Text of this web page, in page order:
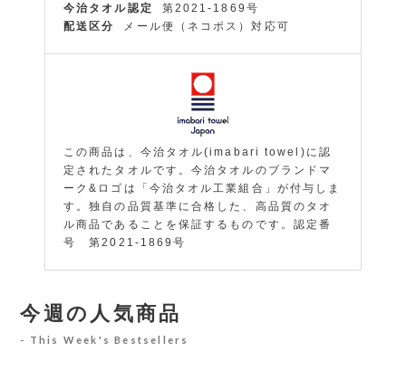
今治タオル認定
第2021-1869号
配送区分
メール便（ネコポス）対応可
この商品は、今治タオル(imabari towel)に認
定されたタオルです。今治タオルのブランドマ
ーク&ロゴは「今治タオル工業組合」が付与しま
す。独自の品質基準に合格した、高品質のタオ
ル商品であることを保証するものです。認定番
号 第2021-1869号
今週の人気商品
This Week's Bestsellers